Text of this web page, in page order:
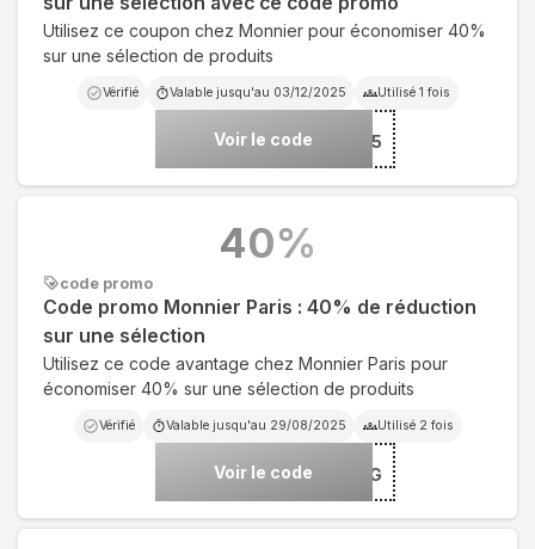
Utilisez ce coupon chez Monnier pour économiser 40%
sur une sélection de produits
Vérifié Valable jusqu'au 03/12/2025 Utilisé 1 fois
Voir le code
***BLACKFRIDAY25
code promo
Code promo Monnier Paris : 40% de réduction
sur une sélection
Utilisez ce code avantage chez Monnier Paris pour
économiser 40% sur une sélection de produits
Vérifié Valable jusqu'au 29/08/2025 Utilisé 2 fois
Voir le code***LOSPRING
40%